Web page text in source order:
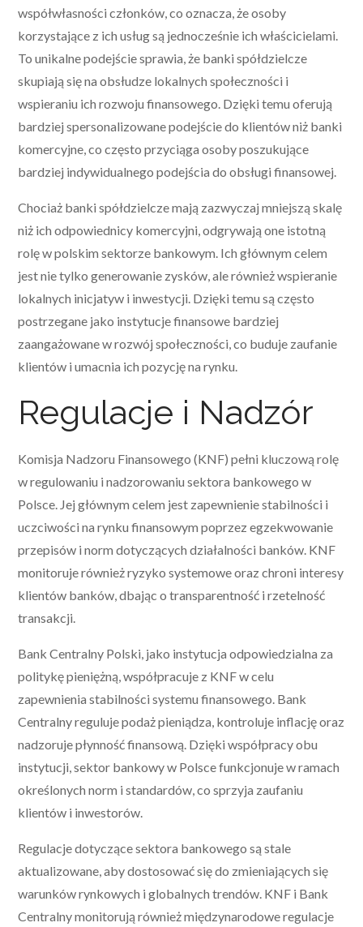
współwłasności członków, co oznacza, że osoby
korzystające z ich usług są jednocześnie ich właścicielami.
To unikalne podejście sprawia, że banki spółdzielcze
skupiają się na obsłudze lokalnych społeczności i
wspieraniu ich rozwoju finansowego. Dzięki temu oferują
bardziej spersonalizowane podejście do klientów niż banki
komercyjne, co często przyciąga osoby poszukujące
bardziej indywidualnego podejścia do obsługi finansowej.
Chociaż banki spółdzielcze mają zazwyczaj mniejszą skalę
niż ich odpowiednicy komercyjni, odgrywają one istotną
rolę w polskim sektorze bankowym. Ich głównym celem
jest nie tylko generowanie zysków, ale również wspieranie
lokalnych inicjatyw i inwestycji. Dzięki temu są często
postrzegane jako instytucje finansowe bardziej
zaangażowane w rozwój społeczności, co buduje zaufanie
klientów i umacnia ich pozycję na rynku.
Regulacje i Nadzór
Komisja Nadzoru Finansowego (KNF) pełni kluczową rolę
w regulowaniu i nadzorowaniu sektora bankowego w
Polsce. Jej głównym celem jest zapewnienie stabilności i
uczciwości na rynku finansowym poprzez egzekwowanie
przepisów i norm dotyczących działalności banków. KNF
monitoruje również ryzyko systemowe oraz chroni interesy
klientów banków, dbając o transparentność i rzetelność
transakcji.
Bank Centralny Polski, jako instytucja odpowiedzialna za
politykę pieniężną, współpracuje z KNF w celu
zapewnienia stabilności systemu finansowego. Bank
Centralny reguluje podaż pieniądza, kontroluje inflację oraz
nadzoruje płynność finansową. Dzięki współpracy obu
instytucji, sektor bankowy w Polsce funkcjonuje w ramach
określonych norm i standardów, co sprzyja zaufaniu
klientów i inwestorów.
Regulacje dotyczące sektora bankowego są stale
aktualizowane, aby dostosować się do zmieniających się
warunków rynkowych i globalnych trendów. KNF i Bank
Centralny monitorują również międzynarodowe regulacje